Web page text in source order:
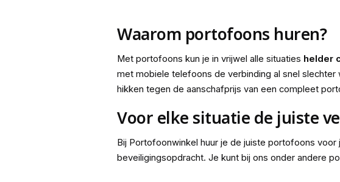
Waarom portofoons huren?
Met portofoons kun je in vrijwel alle situaties helder
met mobiele telefoons de verbinding al snel
hikken tegen de aanschafprijs van een compleet
Voor elke situatie de juiste
Bij Portofoonwinkel huur je de juiste portofoons
beveiligingsopdracht. Je kunt bij ons onder andere